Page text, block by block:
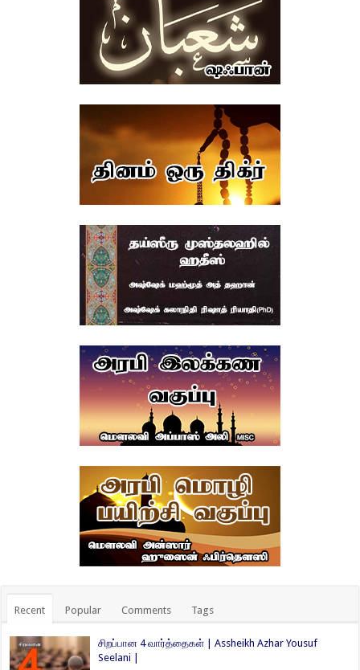
Recent Popular Comments Tags
சிறப்பான 4 வார்த்தைகள் | Assheikh Azhar Yousuf
Seelani |